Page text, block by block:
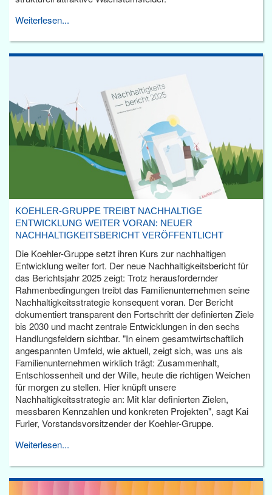
Weiterlesen...
KOEHLER-GRUPPE TREIBT NACHHALTIGE
ENTWICKLUNG WEITER VORAN: NEUER
NACHHALTIGKEITSBERICHT VERÖFFENTLICHT
Die Koehler-Gruppe setzt ihren Kurs zur nachhaltigen
Entwicklung weiter fort. Der neue Nachhaltigkeitsbericht für
das Berichtsjahr 2025 zeigt: Trotz herausfordernder
Rahmenbedingungen treibt das Familienunternehmen seine
Nachhaltigkeitsstrategie konsequent voran. Der Bericht
dokumentiert transparent den Fortschritt der definierten Ziele
bis 2030 und macht zentrale Entwicklungen in den sechs
Handlungsfeldern sichtbar. "In einem gesamtwirtschaftlich
angespannten Umfeld, wie aktuell, zeigt sich, was uns als
Familienunternehmen wirklich trägt: Zusammenhalt,
Entschlossenheit und der Wille, heute die richtigen Weichen
für morgen zu stellen. Hier knüpft unsere
Nachhaltigkeitsstrategie an: Mit klar definierten Zielen,
messbaren Kennzahlen und konkreten Projekten", sagt Kai
Furler, Vorstandsvorsitzender der Koehler-Gruppe.
Weiterlesen...